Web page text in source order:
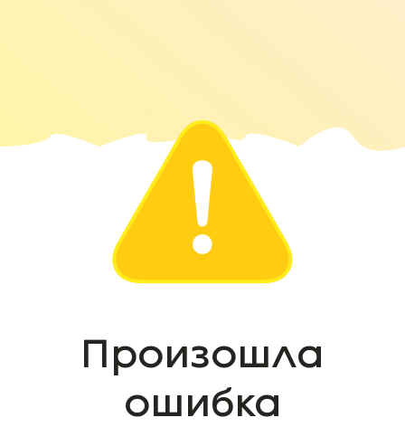
Произошла
ошибка